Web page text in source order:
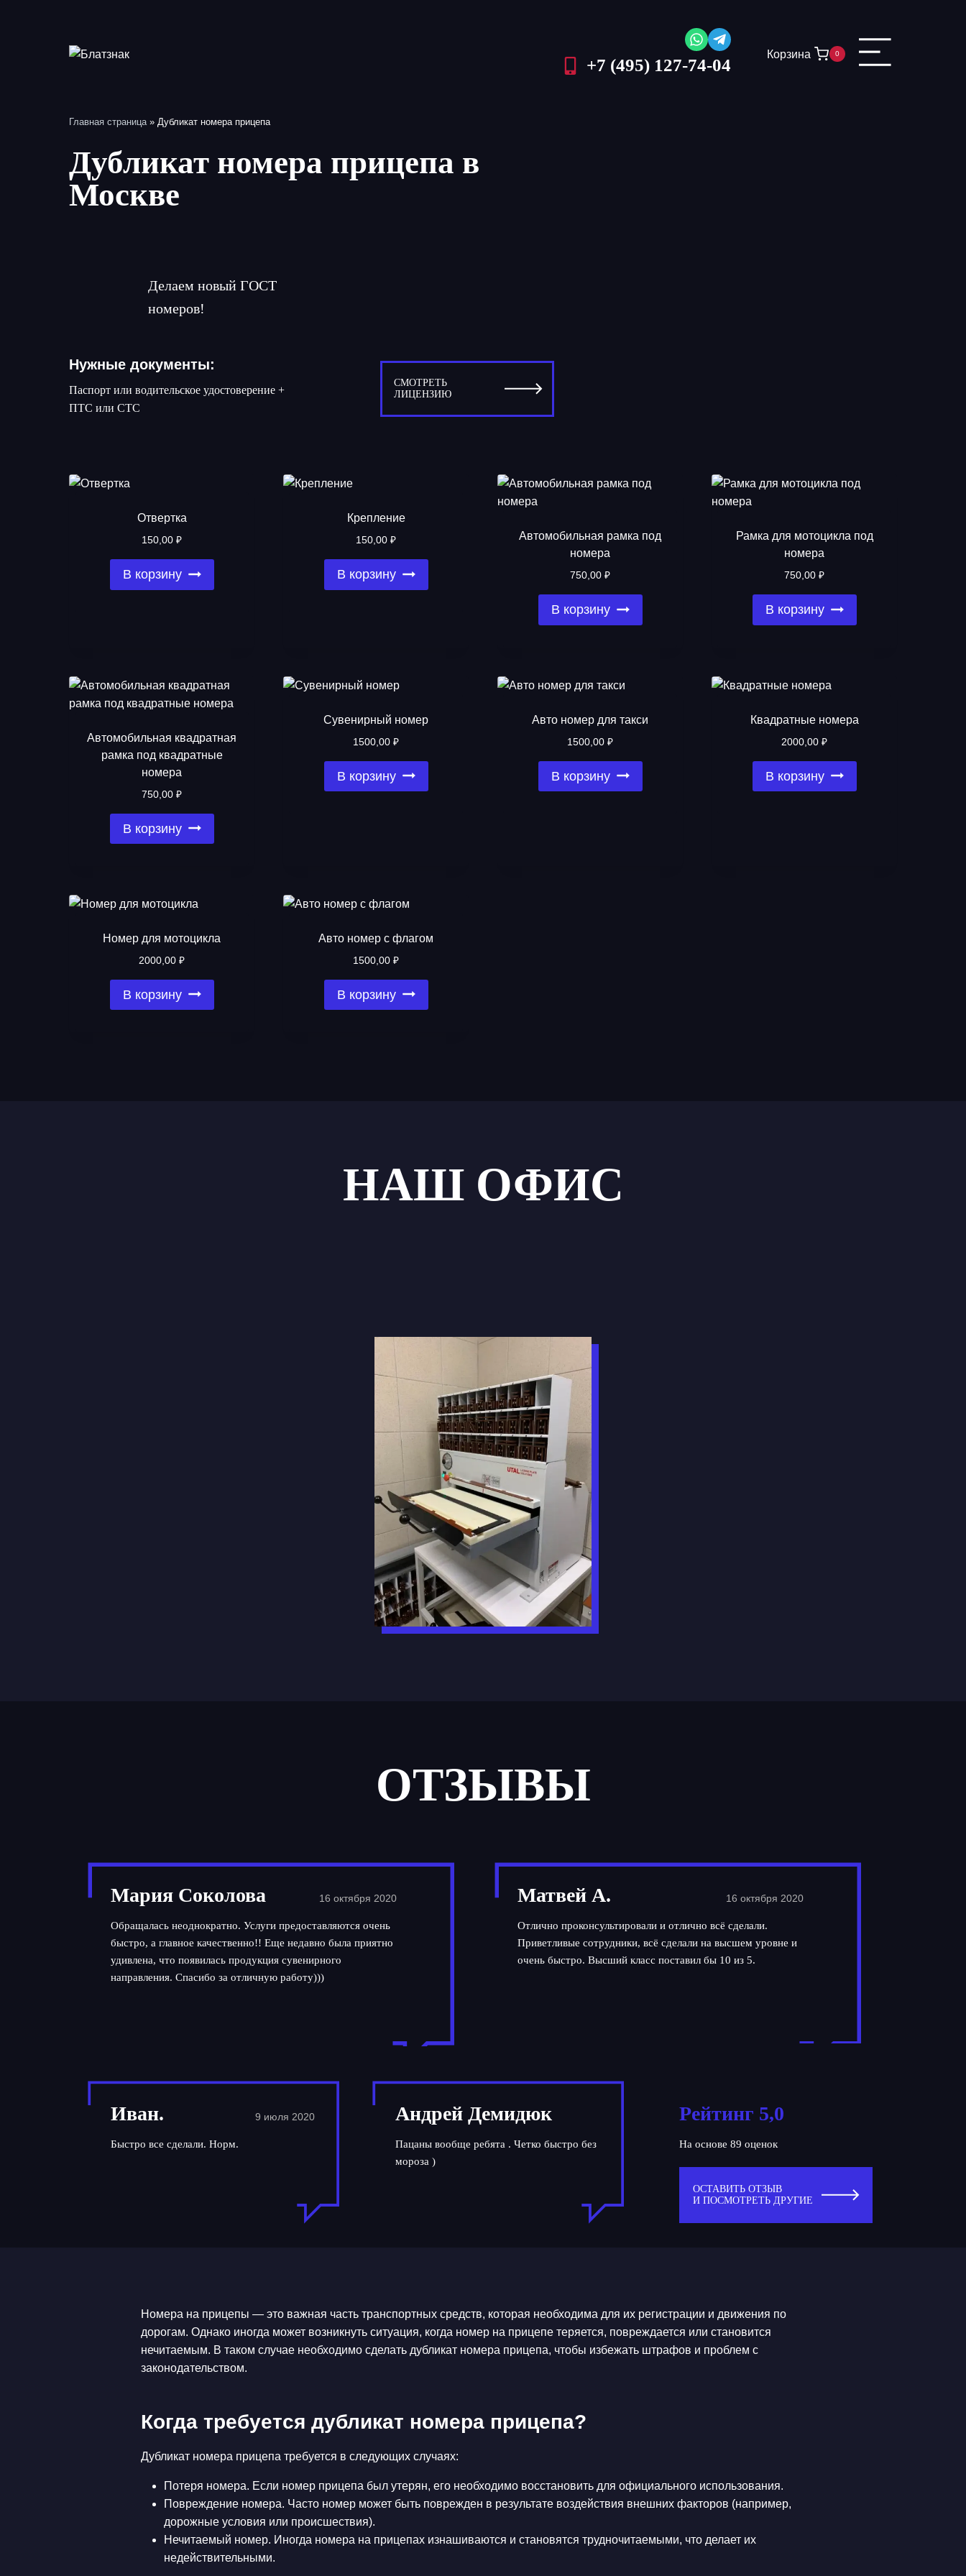
содержимому
+7 (495) 127-74-04
Корзина 0
Главная страница» Дубликат номера прицепа
Дубликат номера прицепа в
Москве
Делаем новый ГОСТ
номеров!
Нужные документы:
Паспорт или водительское удостоверение +
ПТС или СТС
СМОТРЕТЬ
ЛИЦЕНЗИЮ
Отвертка
150,00 ₽
В корзину
Крепление
150,00 ₽
В корзину
Автомобильная рамка под
номера
750,00 ₽
В корзину
Рамка для мотоцикла под
номера
750,00 ₽
В корзину
Автомобильная квадратная
рамка под квадратные
номера
750,00 ₽
В корзину
Сувенирный номер
1500,00 ₽
В корзину
Авто номер для такси
1500,00 ₽
В корзину
Квадратные номера
2000,00 ₽
В корзину
Номер для мотоцикла
2000,00 ₽
В корзину
Авто номер с флагом
1500,00 ₽
В корзину
НАШ ОФИС
ОТЗЫВЫ
Мария Соколова 16 октября 2020
Обращалась неоднократно. Услуги предоставляются очень
быстро, а главное качественно!! Еще недавно была приятно
удивлена, что появилась продукция сувенирного
направления. Спасибо за отличную работу)))
Матвей А. 16 октября 2020
Отлично проконсультировали и отлично всё сделали.
Приветливые сотрудники, всё сделали на высшем уровне и
очень быстро. Высший класс поставил бы 10 из 5.
Иван. 9 июля 2020
Быстро все сделали. Норм.
Андрей Демидюк
Пацаны вообще ребята . Четко быстро без
мороза )
Рейтинг 5,0
На основе 89 оценок
ОСТАВИТЬ ОТЗЫВ
И ПОСМОТРЕТЬ ДРУГИЕ
Номера на прицепы — это важная часть транспортных средств, которая необходима для их регистрации и движения по
дорогам. Однако иногда может возникнуть ситуация, когда номер на прицепе теряется, повреждается или становится
нечитаемым. В таком случае необходимо сделать дубликат номера прицепа, чтобы избежать штрафов и проблем с
законодательством.
Когда требуется дубликат номера прицепа?
Дубликат номера прицепа требуется в следующих случаях:
Потеря номера. Если номер прицепа был утерян, его необходимо восстановить для официального использования.
Повреждение номера. Часто номер может быть поврежден в результате воздействия внешних факторов (например,
дорожные условия или происшествия).
Нечитаемый номер. Иногда номера на прицепах изнашиваются и становятся трудночитаемыми, что делает их
недействительными.